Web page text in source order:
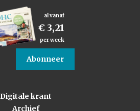
al vanaf
€ 3,21
per week
Abonneer
Digitale krant
Archief